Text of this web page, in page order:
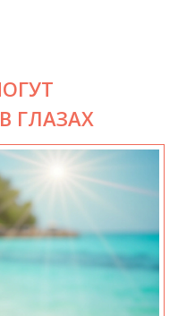
в виду
ГЛАЗАХ